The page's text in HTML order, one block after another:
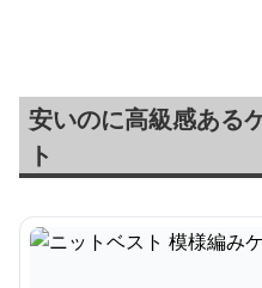
安いのに高級感ある
ト